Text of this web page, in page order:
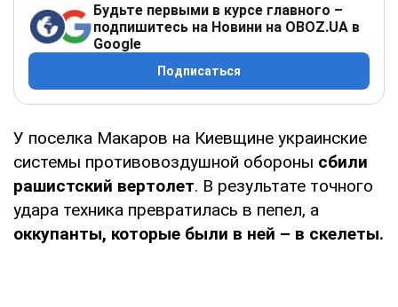
Будьте первыми в курсе главного –
подпишитесь на Новини на OBOZ.UA в
Google
Подписаться
У поселка Макаров на Киевщине украинские
системы противовоздушной обороны сбили
рашистский вертолет. В результате точного
удара техника превратилась в пепел, а
оккупанты, которые были в ней – в скелеты.